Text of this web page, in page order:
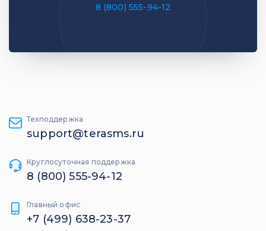
8 (800) 555-94-12
Техподдержка
support@terasms.ru
Круглосуточная поддержка
8 (800) 555-94-12
Главный офис
+7 (499) 638-23-37